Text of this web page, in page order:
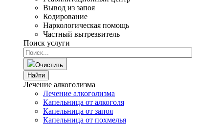
Вывод из запоя
Кодирование
Наркологическая помощь
Частный вытрезвитель
Поиск услуги
Очистить
Найти
Лечение алкоголизма
Лечение алкоголизма
Капельница от алкоголя
Капельница от запоя
Капельница от похмелья